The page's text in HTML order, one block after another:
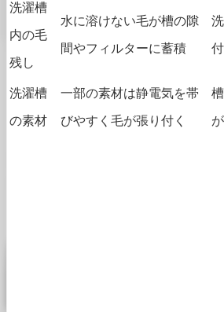
洗濯槽
内の毛
残し
水に溶けない毛が槽の隙
間やフィルターに蓄積
洗濯槽
の素材
一部の素材は静電気を帯
びやすく毛が張り付く